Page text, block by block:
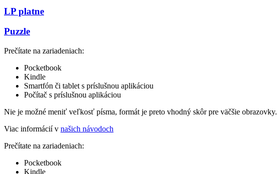
LP platne
Puzzle
Prečítate na zariadeniach:
Pocketbook
Kindle
Smartfón či tablet s príslušnou aplikáciou
Počítač s príslušnou aplikáciou
Nie je možné meniť veľkosť písma, formát je preto vhodný skôr pre väčšie obrazovky.
Viac informácií v našich návodoch
Prečítate na zariadeniach:
Pocketbook
Kindle